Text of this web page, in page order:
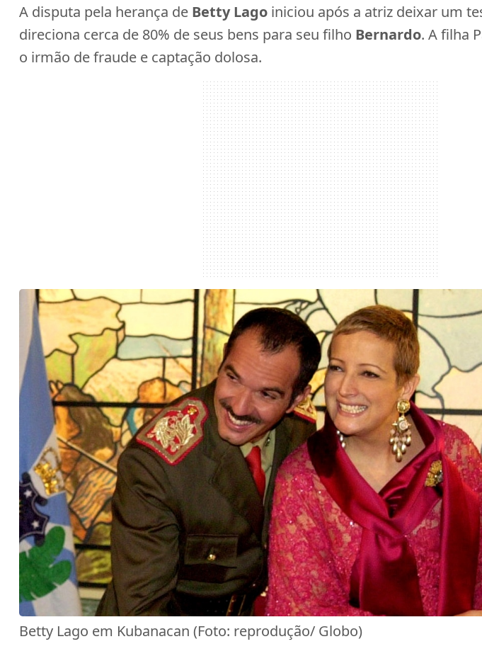
A disputa pela herança de Betty Lago iniciou após a atriz deixar um
direciona cerca de 80% de seus bens para seu filho Bernardo. A filha
o irmão de fraude e captação dolosa.
Betty Lago em Kubanacan (Foto: reprodução/ Globo)